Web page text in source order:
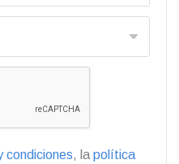
condiciones, la política